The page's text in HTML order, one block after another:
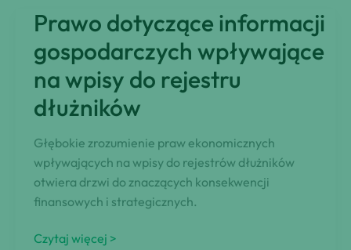
Odblokuj
podatkowe
dla
właścicieli
Prawo dotyczące informacji
gospodarczych wpływające
na wpisy do rejestru
dłużników
Głębokie zrozumienie praw ekonomicznych
wpływających na wpisy do rejestrów dłużników
otwiera drzwi do znaczących konsekwencji
finansowych i strategicznych.
Prawo
Czytaj więcej >